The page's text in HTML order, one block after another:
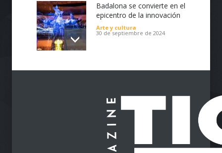
Badalona se convierte en el
epicentro de la innovación
Arte y cultura
30 de septiembre de 2024
Impulsa tu Negocio con
llega al Cesar
Emprendimiento
28 de septiembre de 2024
Protegiendo nuestra visión
en la era digital